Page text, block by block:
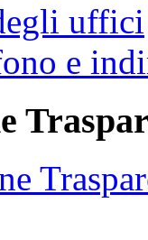
uffici
e